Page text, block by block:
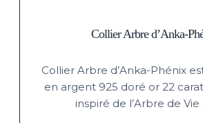
Collier Arbre d’Anka-
Collier Arbre d’Anka-Phénix
en argent 925 doré or 22
inspiré de l’Arbre de